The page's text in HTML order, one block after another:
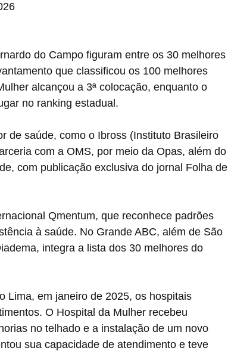
do Campo figuram entre os 30 melhores
que classificou os 100 melhores
alcançou a 3ª colocação, enquanto o
no ranking estadual.
de saúde, como o Ibross (Instituto Brasileiro
com a OMS, por meio da Opas, além do
com publicação exclusiva do jornal Folha de
Qmentum, que reconhece padrões
à saúde. No Grande ABC, além de São
integra a lista dos 30 melhores do
Lima, em janeiro de 2025, os hospitais
O Hospital da Mulher recebeu
no telhado e a instalação de um novo
sua capacidade de atendimento e teve